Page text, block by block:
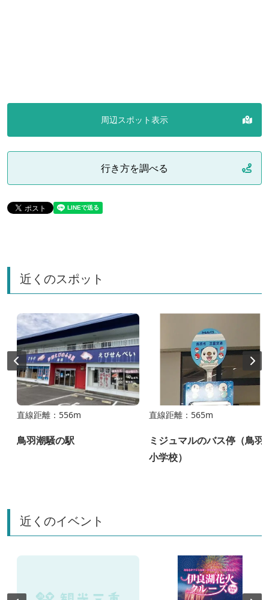
周辺スポット表示
行き方を調べる
近くのスポット
直線距離：556m
鳥羽潮騒の駅
直線距離：565m
ミジュマルのバス停（鳥羽
小学校）
近くのイベント